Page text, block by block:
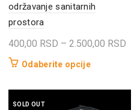
održavanje sanitarnih
prostora
400,00 RSD – 2.500,00 RSD
Odaberite opcijeOvaj
ima
više
SOLD OUT